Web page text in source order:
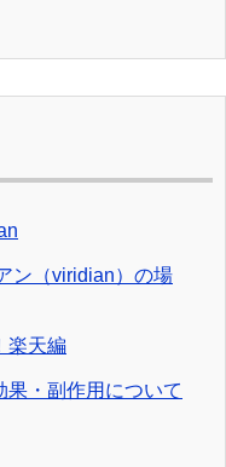
ン（viridian）の場
楽天編
果・副作用について